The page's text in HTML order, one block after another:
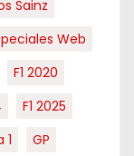
Sainz
Web
F1 2020
F1 2025
1
GP